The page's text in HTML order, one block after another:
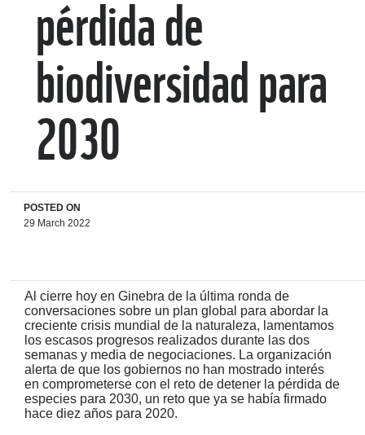
pérdida de
biodiversidad para
2030
POSTED ON
29 March 2022
Al cierre hoy en Ginebra de la última ronda de
conversaciones sobre un plan global para abordar la
creciente crisis mundial de la naturaleza, lamentamos
los escasos progresos realizados durante las dos
semanas y media de negociaciones. La organización
alerta de que los gobiernos no han mostrado interés
en comprometerse con el reto de detener la pérdida de
especies para 2030, un reto que ya se había firmado
hace diez años para 2020.